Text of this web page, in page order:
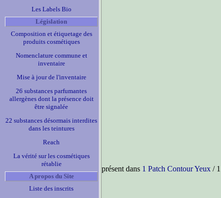
Les Labels Bio
Législation
Composition et étiquetage des
produits cosmétiques
Nomenclature commune et
inventaire
Mise à jour de l'inventaire
26 substances parfumantes
allergènes dont la présence doit
être signalée
22 substances désormais interdites
dans les teintures
Reach
La vérité sur les cosmétiques
rétablie
A propos du Site
Liste des inscrits
présent dans 1 Patch Contour Yeux / 1